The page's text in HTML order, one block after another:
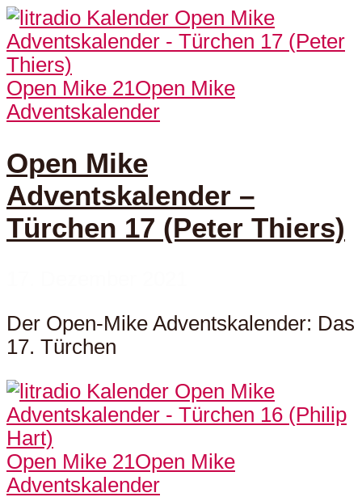
Open Mike 21Open Mike
Adventskalender
Open Mike
Adventskalender –
Türchen 17 (Peter Thiers)
Der Open-Mike Adventskalender: Das
17. Türchen
Open Mike 21 Open Mike
Adventskalender